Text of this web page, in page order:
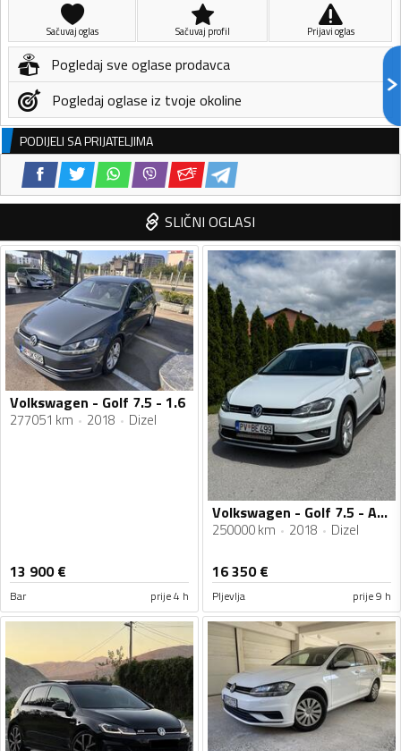
Sačuvaj oglas Sačuvaj profil Prijavi oglas
Pogledaj sve oglase prodavca
Pogledaj oglase iz tvoje okoline
PODIJELI SA PRIJATELJIMA
SLIČNI OGLASI
Volkswagen - Golf 7.5 - 1.6
277051 km 2018 Dizel
13 900€
Bar prije 4 h
Volkswagen - Golf 7.5 - ALLTRACK 2.0 135KW 4MOTION
250000 km 2018 Dizel
16 350€
Pljevlja prije 9 h